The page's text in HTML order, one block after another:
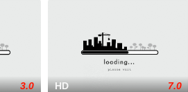
3.0 HD 7.0